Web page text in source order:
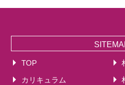
TOP
カリキュラム